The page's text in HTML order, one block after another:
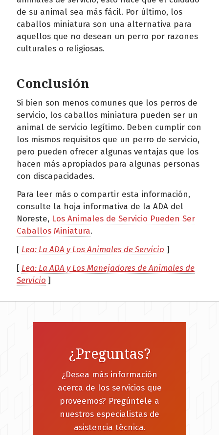
de su animal sea más fácil. Por último, los
caballos miniatura son una alternativa para
aquellos que no desean un perro por razones
culturales o religiosas.
Conclusión
Si bien son menos comunes que los perros de
servicio, los caballos miniatura pueden ser un
animal de servicio legítimo. Deben cumplir con
los mismos requisitos que un perro de servicio,
pero pueden ofrecer algunas ventajas que los
hacen más apropiados para algunas personas
con discapacidades.
Para leer más o compartir esta información,
consulte la hoja informativa de la ADA del
Noreste, Los Animales de Servicio Pueden Ser
Caballos Miniatura.
[ Lea: La ADA y Los Animales de Servicio ]
[ Lea: La ADA y Los Manejadores de Animales de
Servicio ]
¿Preguntas?
¿Desea más información
acerca de los servicios que
proveemos? Pregúntele a
nuestros especialistas de
asistencia técnica.